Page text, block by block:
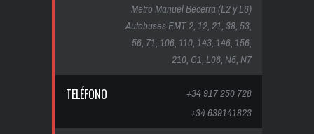
Metro Manuel Becerra (L2 y L6)
Autobuses EMT 2, 12, 21, 38, 53,
56, 71, 106, 110, 143, 146, 156,
210, C1, L06, N5, N7
TELÉFONO
+34 917 250 728
+34 639141823